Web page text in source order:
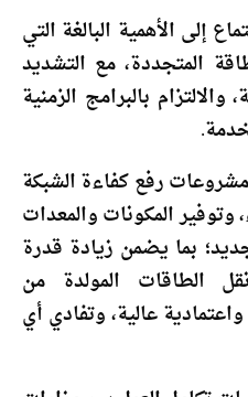
إلى الأهمية البالغة التي
المتجددة، مع التشديد
بالبرامج الزمنية
رفع كفاءة الشبكة
وتوفير المكونات والمعدات
بما يضمن زيادة قدرة
الطاقات المولدة من
عالية، وتفادي أي